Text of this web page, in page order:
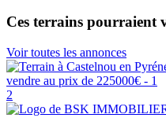
Ces terrains pourraient
Voir toutes les annonces
2